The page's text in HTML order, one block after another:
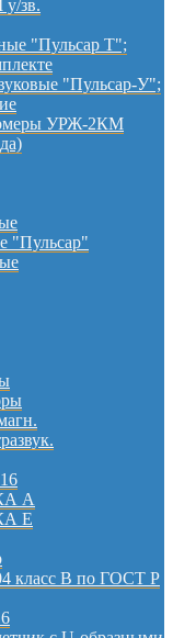
зв.
"Пульсар Т";
"Пульсар-У";
УРЖ-2КМ
"Пульсар"
А
Е
класс B по ГОСТ Р